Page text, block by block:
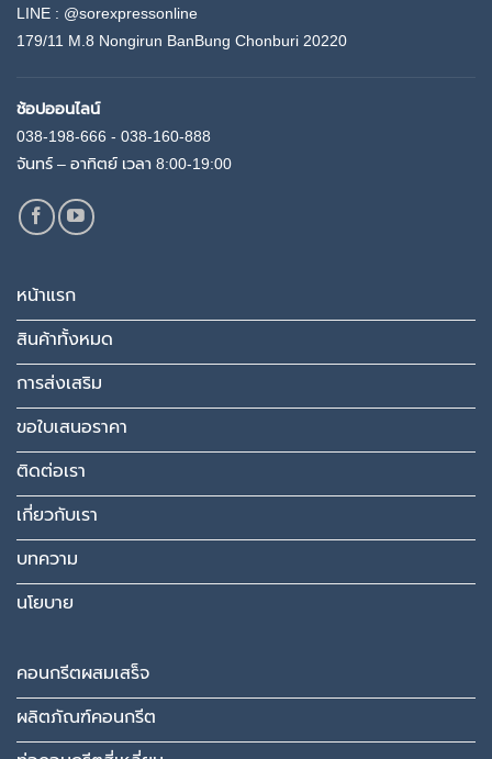
LINE : @sorexpressonline
179/11 M.8 Nongirun BanBung Chonburi 20220
ช้อปออนไลน์
038-198-666 - 038-160-888
จันทร์ – อาทิตย์ เวลา 8:00-19:00
หน้าแรก
สินค้าทั้งหมด
การส่งเสริม
ขอใบเสนอราคา
ติดต่อเรา
เกี่ยวกับเรา
บทความ
นโยบาย
คอนกรีตผสมเสร็จ
ผลิตภัณฑ์คอนกรีต